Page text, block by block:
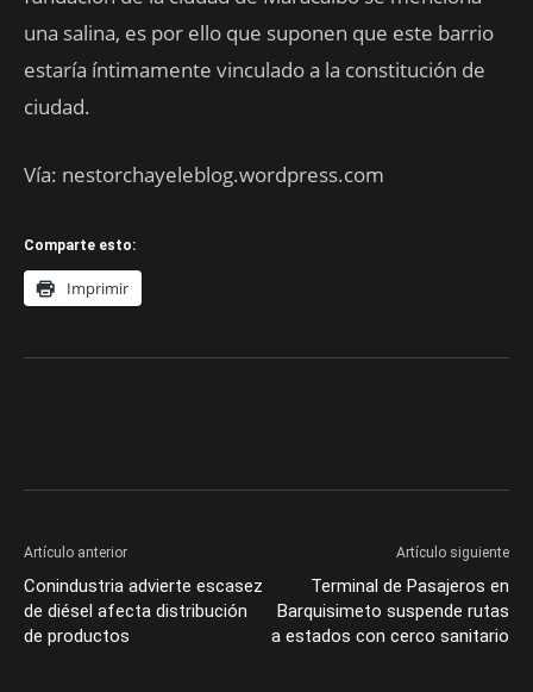
una salina, es por ello que suponen que este barrio
estaría íntimamente vinculado a la constitución de
ciudad.
Vía: nestorchayeleblog.wordpress.com
Comparte esto:
Imprimir
Artículo anterior
Conindustria advierte escasez
de diésel afecta distribución
de productos
Artículo siguiente
Terminal de Pasajeros en
Barquisimeto suspende rutas
a estados con cerco sanitario